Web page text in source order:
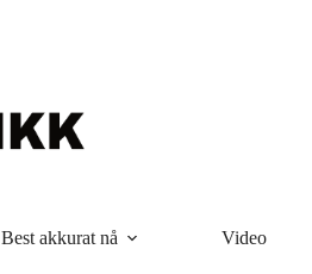
Best akkurat nå Video